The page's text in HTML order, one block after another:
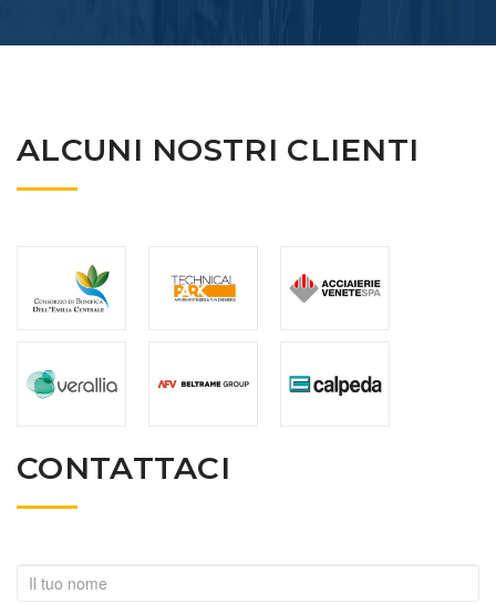
ALCUNI NOSTRI CLIENTI
CONTATTACI